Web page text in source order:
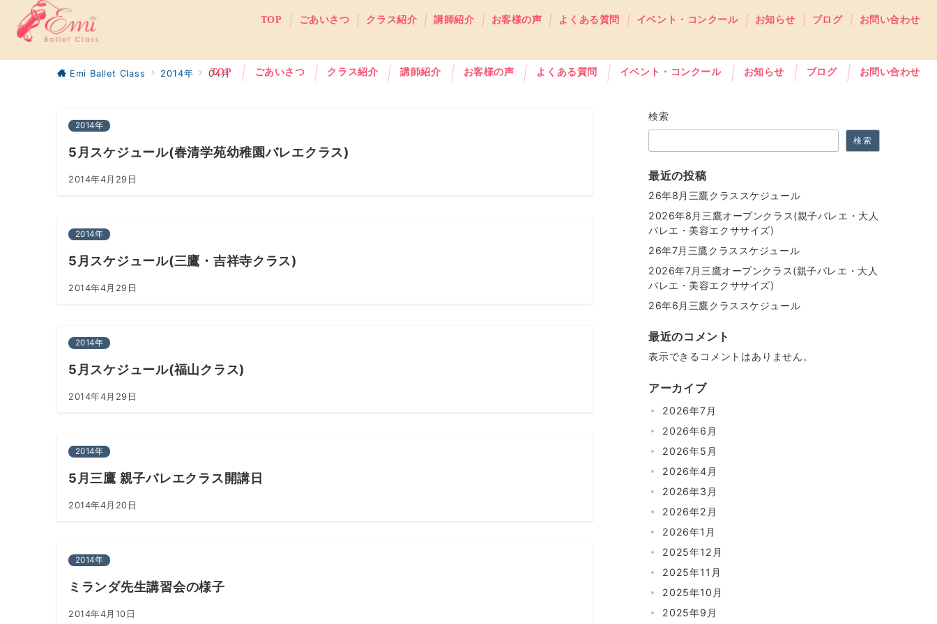
TOP ごあいさつ クラス紹介 講師紹介 お客様の声 よくある質問 イベント・コンクール お知らせ ブログ お問い合わせ
TOP ごあいさつ クラス紹介 講師紹介 お客様の声 よくある質問 イベント・コンクール お知らせ ブログ お問い合わせ
Emi Ballet Class 2014年 04月
2014年
5月スケジュール(春清学苑幼稚園バレエクラス)
2014年4月29日
2014年
5月スケジュール(三鷹・吉祥寺クラス)
2014年4月29日
2014年
5月スケジュール(福山クラス)
2014年4月29日
2014年
5月三鷹 親子バレエクラス開講日
2014年4月20日
2014年
ミランダ先生講習会の様子
2014年4月10日
検索
検索
最近の投稿
26年8月三鷹クラススケジュール
2026年8月三鷹オープンクラス(親子バレエ・大人
バレエ・美容エクササイズ)
26年7月三鷹クラススケジュール
2026年7月三鷹オープンクラス(親子バレエ・大人
バレエ・美容エクササイズ)
26年6月三鷹クラススケジュール
最近のコメント
表示できるコメントはありません。
アーカイブ
2026年7月
2026年6月
2026年5月
2026年4月
2026年3月
2026年2月
2026年1月
2025年12月
2025年11月
2025年10月
2025年9月